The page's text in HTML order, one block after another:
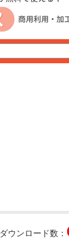
ダウンロード数：